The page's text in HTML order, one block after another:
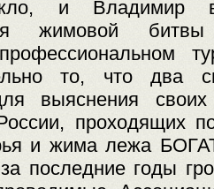
и Владимир
жимовой
то, что два
выяснения
проходящих
и жима лежа
последние годы